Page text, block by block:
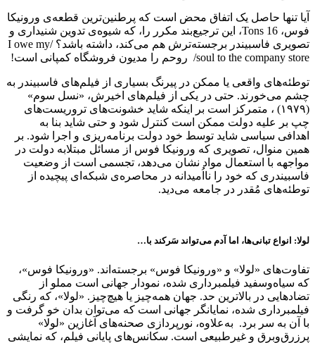
آیا تنها حاصل یک اتفاق محض است که پرطنین‌ترین قطعه‌ی ورونیکا
فوس، 16 Tons، این ترجیع‌بند مکرر را، که شیوه‌ی تدوین شنیداری و
تصویری فاسبیندر برجسته‌ترش هم می‌کند، داشته باشد؟ /I owe my
soul to the company store/ روحم را مدیون فروشگاه کمپانی است!
توطئه‌های واقعی یا ممکن در پیرنگ بسیاری از فیلم‌های فاسبیندر به
چشم می‌خورند. حتی در یکی از فیلم‌های اخیرش، «نسل سوم»
(۱۹۷۹) ، متمرکز است بر اینکه شاید خشونت‌های تروریست‌‌های
چپ بر علیه دولت ممکن است کنترل شود و حتی شاید بنا به
اهدافی سیاسی شاید توسط خود دولت برنامه‌ریزی و اجرا شود. بر
همین منوال، تصویری که ورونیکا فوس از مسائل مبتلابه دولت در
مواجهه با استعمال مواد نشان می‌دهد، تجسمی است از وضعیت
فاسبیندری که خود را نااُمیدانه‌ در محاصره‌ی شبکه‌ای پیچیده از
توطئه‌های مُقدر در جامعه می‌دید.
لولا: انواع تبانی‌ها، اما آدم می‌تواند سَرکند با…
تفاوت‌های «لولا» و «ورونیکا فوس» برجسته‌اند. «ورونیکا فوس»،
که سیاه‌وسفید فیلمبرداری شده، نمودار جهانی است مملو از
تضادهایی در بالاترین حد. جهان همه‌چیز یا هیچ‌چیز. «لولا»، که رنگی
فیلمبرداری شده، نمایانگر جهانی است که می‌توان بدان خو گرفت و
با آن به سر برد. به‌علاوه، نورپردازی صحنه‌های آغازین «لولا»
پرزرق‌وبرق و غیرطبیعی است. سکانس‌های پایانی فیلم، که نمایشی